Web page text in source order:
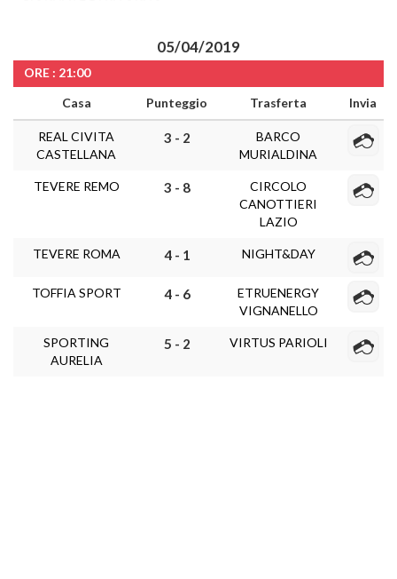
05/04/2019
ORE : 21:00
Casa
Punteggio Trasferta Invia
REAL CIVITA
CASTELLANA
3 - 2
BARCO
MURIALDINA
TEVERE REMO 3 - 8
CIRCOLO
CANOTTIERI
LAZIO
TEVERE ROMA 4 - 1 NIGHT&DAY
TOFFIA SPORT 4 - 6
ETRUENERGY
VIGNANELLO
SPORTING
AURELIA
5 - 2 VIRTUS PARIOLI